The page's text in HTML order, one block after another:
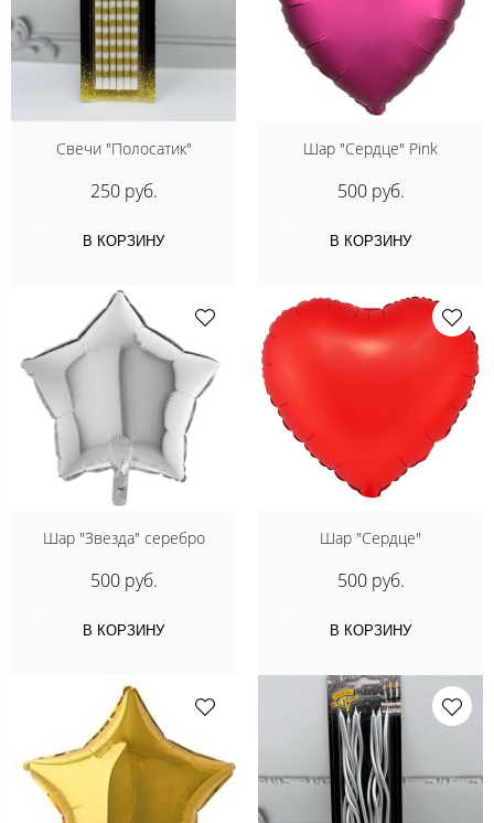
Свечи "Полосатик"
250 руб.
В КОРЗИНУ
Шар "Сердце" Pink
500 руб.
В КОРЗИНУ
Шар "Звезда" серебро
500 руб.
В КОРЗИНУ
Шар "Сердце"
500 руб.
В КОРЗИНУ